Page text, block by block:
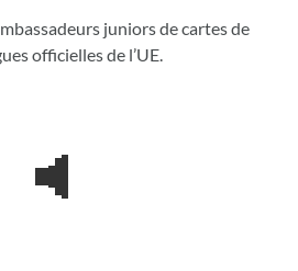
juniors de cartes de
officielles de l’UE.